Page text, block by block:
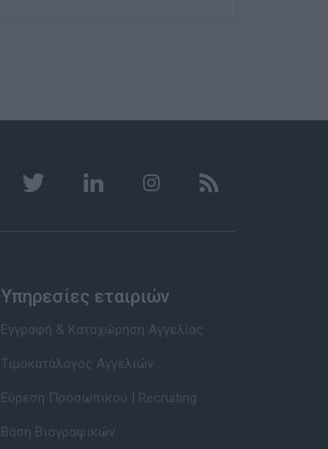
Υπηρεσίες εταιριών
Εγγραφή & Καταχώρηση Αγγελίας
Τιμοκατάλογος Αγγελιών
Εύρεση Προσωπικού | Recruiting
Βάση Βιογραφικών